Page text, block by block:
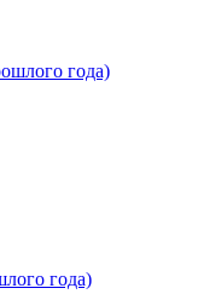
года)
года)